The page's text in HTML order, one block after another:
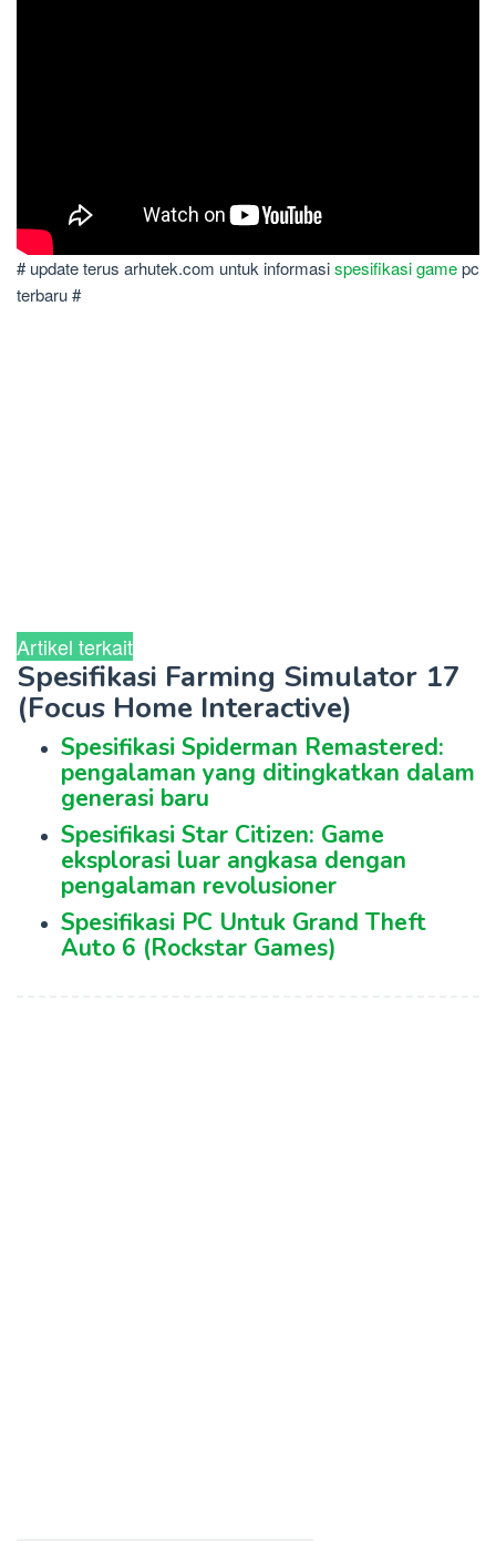
# update terus arhutek.com untuk informasispesifikasi gamepc
terbaru #
Artikel terkait
Spesifikasi Farming Simulator 17
(Focus Home Interactive)
Spesifikasi Spiderman Remastered:
pengalaman yang ditingkatkan dalam
generasi baru
Spesifikasi Star Citizen: Game
eksplorasi luar angkasa dengan
pengalaman revolusioner
Spesifikasi PC Untuk Grand Theft
Auto 6 (Rockstar Games)